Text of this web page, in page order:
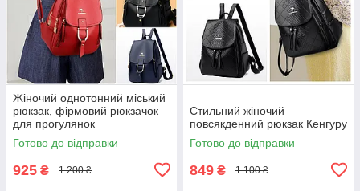
Жіночий однотонний міський
рюкзак, фірмовий рюкзачок
для прогулянок
Готово до відправки
925 ₴ 1 200 ₴
Стильний жіночий
повсякденний рюкзак Кенгуру
Готово до відправки
849 ₴ 1 100 ₴